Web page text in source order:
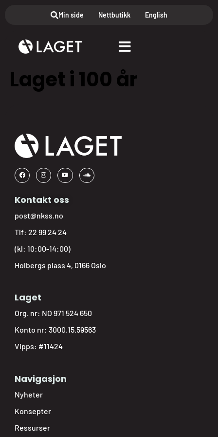
Min side Nettbutikk English
Laget i 100 år
Kontakt oss
post@nkss.no
Tlf: 22 99 24 24
(kl: 10:00-14:00)
Holbergs plass 4, 0166 Oslo
Laget
Org. nr: NO 971 524 650
Konto nr: 3000.15.59563
Vipps: #11424
Navigasjon
Nyheter
Konsepter
Ressurser